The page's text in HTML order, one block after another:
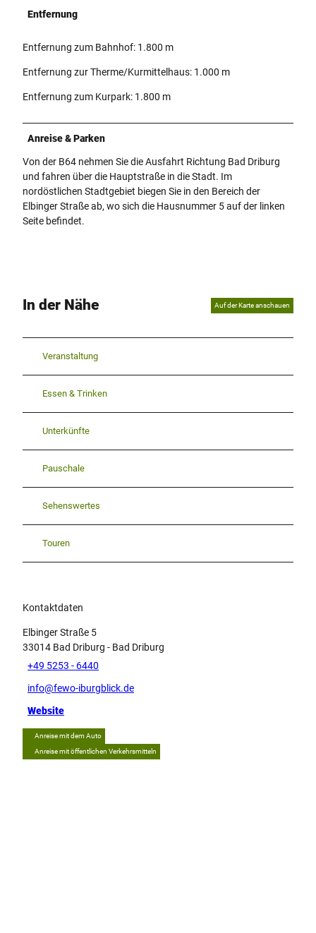
Entfernung
Entfernung zum Bahnhof: 1.800 m
Entfernung zur Therme/Kurmittelhaus: 1.000 m
Entfernung zum Kurpark: 1.800 m
Anreise & Parken
Von der B64 nehmen Sie die Ausfahrt Richtung Bad Driburg
und fahren über die Hauptstraße in die Stadt. Im
nordöstlichen Stadtgebiet biegen Sie in den Bereich der
Elbinger Straße ab, wo sich die Hausnummer 5 auf der linken
Seite befindet.
In der Nähe Auf der Karte anschauen
Veranstaltung
Essen & Trinken
Unterkünfte
Pauschale
Sehenswertes
Touren
Kontaktdaten
Elbinger Straße 5
33014 Bad Driburg - Bad Driburg
+49 5253 - 6440
info@fewo-iburgblick.de
Website
Anreise mit dem Auto
Anreise mit öffentlichen Verkehrsmitteln